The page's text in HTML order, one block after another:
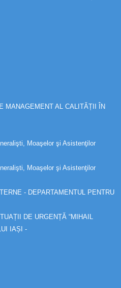
MANAGEMENT AL CALITĂȚII ÎN
Moaşelor şi Asistenţilor
Moaşelor şi Asistenţilor
- DEPARTAMENTUL PENTRU
DE URGENȚĂ “MIHAIL
IAȘI -